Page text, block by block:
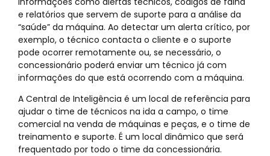
e relatórios que servem de suporte para a análise da
“saúde” da máquina. Ao detectar um alerta crítico, por
exemplo, o técnico contacta o cliente e o suporte
pode ocorrer remotamente ou, se necessário, o
concessionário poderá enviar um técnico já com
informações do que está ocorrendo com a máquina.
A Central de Inteligência é um local de referência para
ajudar o time de técnicos na ida a campo, o time
comercial na venda de máquinas e peças, e o time de
treinamento e suporte. É um local dinâmico que será
frequentado por todo o time da concessionária.